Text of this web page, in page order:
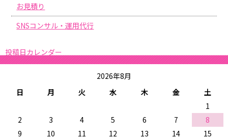
お見積り
SNSコンサル・運用代行
投稿日カレンダー
2026年8月
日
月 火 水 木 金
土
1
2
3 4 5 6 7
8
9
10 11 12 13 14 15